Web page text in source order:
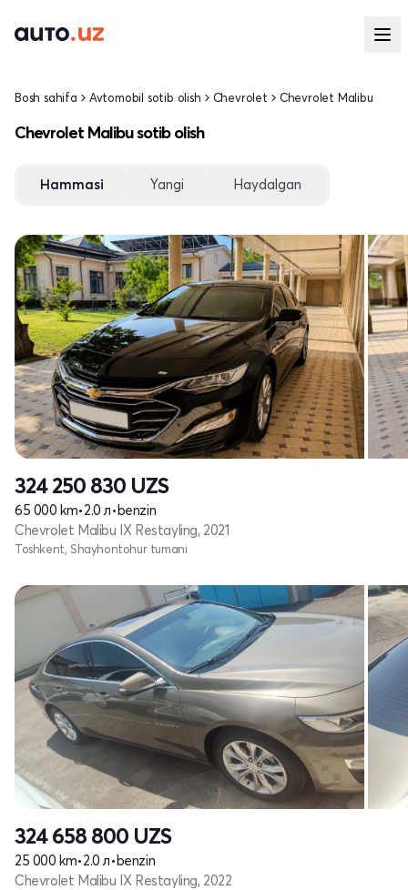
Bosh sahifa Avtomobil sotib olish Chevrolet Chevrolet Malibu
Chevrolet Malibu sotib olish
Hammasi Yangi Haydalgan
324 250 830 UZS
65 000 km•2.0 л•benzin
Chevrolet Malibu IX Restayling, 2021
Toshkent, Shayhontohur tumani
324 658 800 UZS
25 000 km•2.0 л•benzin
Chevrolet Malibu IX Restayling, 2022